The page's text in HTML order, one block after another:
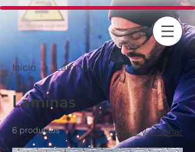
Inicio Láminas
Láminas
6 productos Filtrar y ordenar